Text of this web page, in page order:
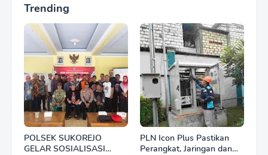
Trending
POLSEK SUKOREJO
GELAR SOSIALISASI
PLN Icon Plus Pastikan
Perangkat, Jaringan dan